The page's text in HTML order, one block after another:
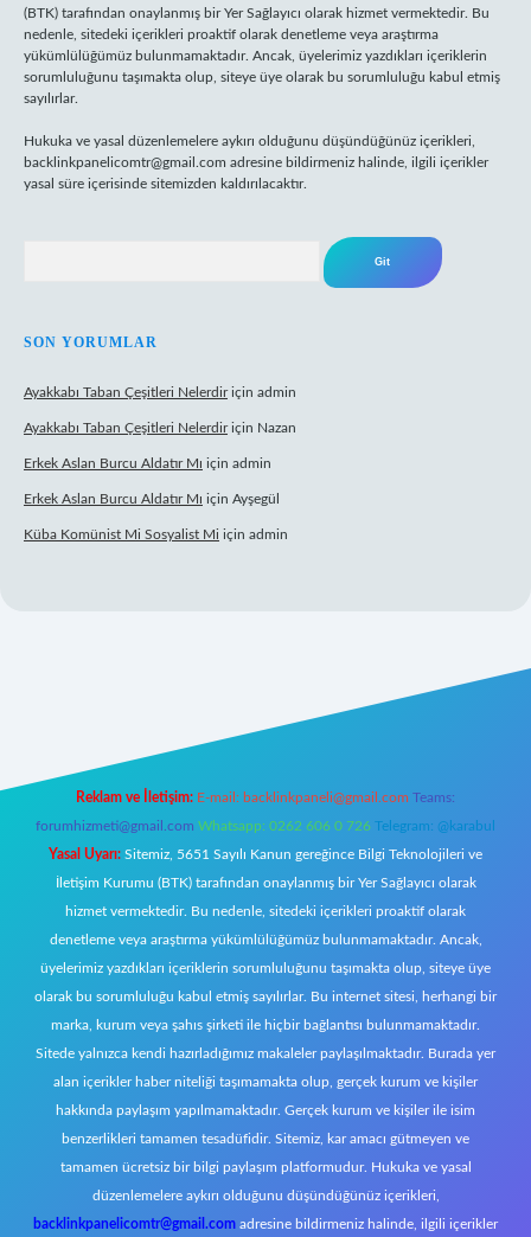
(BTK) tarafından onaylanmış bir Yer Sağlayıcı olarak hizmet vermektedir. Bu
nedenle, sitedeki içerikleri proaktif olarak denetleme veya araştırma
yükümlülüğümüz bulunmamaktadır. Ancak, üyelerimiz yazdıkları içeriklerin
sorumluluğunu taşımakta olup, siteye üye olarak bu sorumluluğu kabul etmiş
sayılırlar.
Hukuka ve yasal düzenlemelere aykırı olduğunu düşündüğünüz içerikleri,
backlinkpanelicomtr@gmail.com adresine bildirmeniz halinde, ilgili içerikler
yasal süre içerisinde sitemizden kaldırılacaktır.
SON YORUMLAR
Ayakkabı Taban Çeşitleri Nelerdiriçin admin
Ayakkabı Taban Çeşitleri Nelerdiriçin Nazan
Erkek Aslan Burcu Aldatır Mı için admin
Erkek Aslan Burcu Aldatır Mı için Ayşegül
Küba Komünist Mi Sosyalist Mi için admin
Reklam ve İletişim: E-mail: backlinkpaneli@gmail.com Teams:
forumhizmeti@gmail.com Whatsapp: 0262 606 0 726 Telegram: @karabul
Yasal Uyarı: Sitemiz, 5651 Sayılı Kanun gereğince Bilgi Teknolojileri ve
İletişim Kurumu (BTK) tarafından onaylanmış bir Yer Sağlayıcı olarak
hizmet vermektedir. Bu nedenle, sitedeki içerikleri proaktif olarak
denetleme veya araştırma yükümlülüğümüz bulunmamaktadır. Ancak,
üyelerimiz yazdıkları içeriklerin sorumluluğunu taşımakta olup, siteye üye
olarak bu sorumluluğu kabul etmiş sayılırlar. Bu internet sitesi, herhangi bir
marka, kurum veya şahıs şirketi ile hiçbir bağlantısı bulunmamaktadır.
Sitede yalnızca kendi hazırladığımız makaleler paylaşılmaktadır. Burada yer
alan içerikler haber niteliği taşımamakta olup, gerçek kurum ve kişiler
hakkında paylaşım yapılmamaktadır. Gerçek kurum ve kişiler ile isim
benzerlikleri tamamen tesadüfidir. Sitemiz, kar amacı gütmeyen ve
tamamen ücretsiz bir bilgi paylaşım platformudur. Hukuka ve yasal
düzenlemelere aykırı olduğunu düşündüğünüz içerikleri,
backlinkpanelicomtr@gmail.com adresine bildirmeniz halinde, ilgili içerikler